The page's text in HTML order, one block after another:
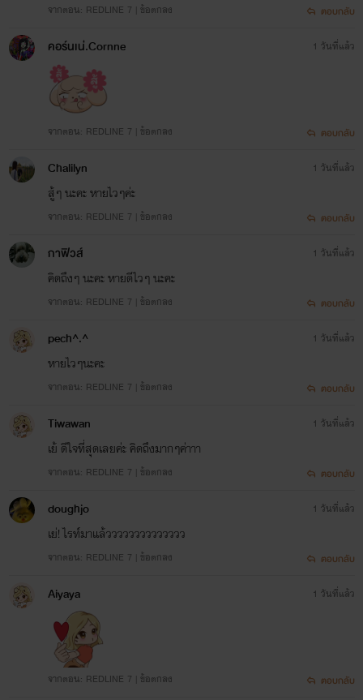
จากตอน: REDLINE 7 | ข้อตกลง ตอบกลับ
คอร์นเน่.Cornne
จากตอน: REDLINE 7 | ข้อตกลง
1 วันที่แล้ว
ตอบกลับ
Chalilyn
สู้ๆ นะคะ หายไวๆค่ะ
จากตอน: REDLINE 7 | ข้อตกลง
1 วันที่แล้ว
ตอบกลับ
กาฟิวส์
คิดถึงๆ นะคะ หายดีไวๆ นะคะ
จากตอน: REDLINE 7 | ข้อตกลง
1 วันที่แล้ว
ตอบกลับ
pech^.^
หายไวๆนะคะ
จากตอน: REDLINE 7 | ข้อตกลง
1 วันที่แล้ว
ตอบกลับ
Tiwawan
เย้ ดีใจที่สุดเลยค่ะ คิดถึงมากๆค่าาา
จากตอน: REDLINE 7 | ข้อตกลง
1 วันที่แล้ว
ตอบกลับ
doughjo
เย่! ไรท์มาแล้วววววววววววววว
จากตอน: REDLINE 7 | ข้อตกลง
1 วันที่แล้ว
ตอบกลับ
Aiyaya
จากตอน: REDLINE 7 | ข้อตกลง
1 วันที่แล้ว
ตอบกลับ